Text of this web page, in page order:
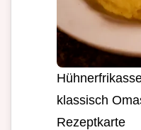
klassisch
Rezeptkarte